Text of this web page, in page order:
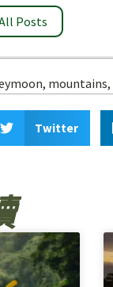
Posts
, mountains,
Twitter